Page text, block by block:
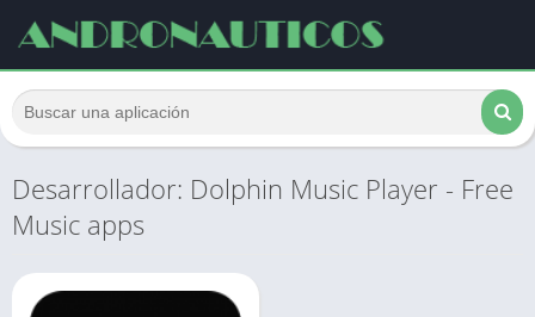
Desarrollador: Dolphin Music Player - Free
Music apps